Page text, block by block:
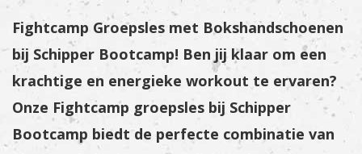
Fightcamp Groepsles met Bokshandschoenen
bij Schipper Bootcamp! Ben jij klaar om een
krachtige en energieke workout te ervaren?
Onze Fightcamp groepsles bij Schipper
Bootcamp biedt de perfecte combinatie van